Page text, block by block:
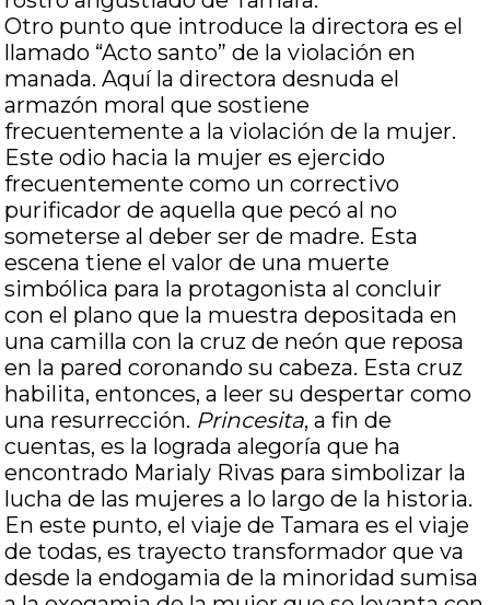
Otro punto que introduce la directora es el
llamado “Acto santo” de la violación en
manada. Aquí la directora desnuda el
armazón moral que sostiene
frecuentemente a la violación de la mujer.
Este odio hacia la mujer es ejercido
frecuentemente como un correctivo
purificador de aquella que pecó al no
someterse al deber ser de madre. Esta
escena tiene el valor de una muerte
simbólica para la protagonista al concluir
con el plano que la muestra depositada en
una camilla con la cruz de neón que reposa
en la pared coronando su cabeza. Esta cruz
habilita, entonces, a leer su despertar como
una resurrección. Princesita, a fin de
cuentas, es la lograda alegoría que ha
encontrado Marialy Rivas para simbolizar la
lucha de las mujeres a lo largo de la historia.
En este punto, el viaje de Tamara es el viaje
de todas, es trayecto transformador que va
desde la endogamia de la minoridad sumisa